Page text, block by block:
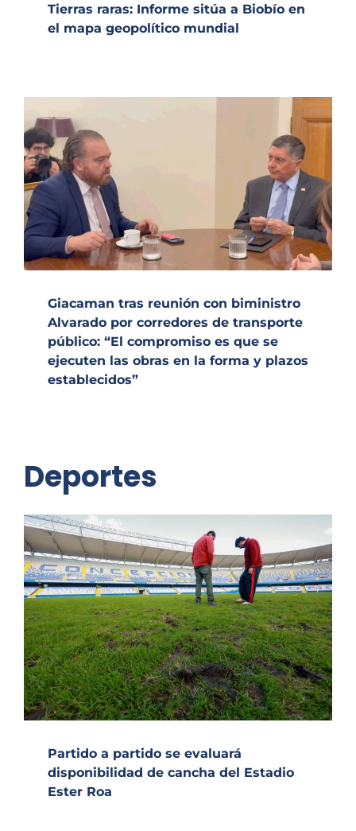
Tierras raras: Informe sitúa a Biobío en
el mapa geopolítico mundial
Giacaman tras reunión con biministro
Alvarado por corredores de transporte
público: “El compromiso es que se
ejecuten las obras en la forma y plazos
establecidos”
Deportes
Partido a partido se evaluará
disponibilidad de cancha del Estadio
Ester Roa